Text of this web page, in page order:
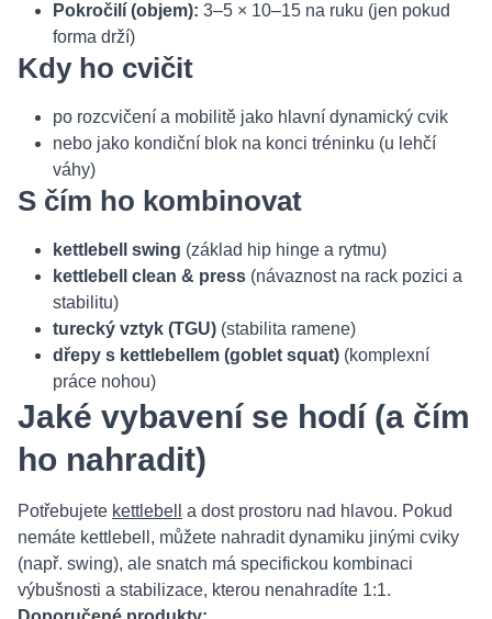
Pokročilí (objem): 3–5 × 10–15 na ruku (jen pokud
forma drží)
Kdy ho cvičit
po rozcvičení a mobilitě jako hlavní dynamický cvik
nebo jako kondiční blok na konci tréninku (u lehčí
váhy)
S čím ho kombinovat
kettlebell swing (základ hip hinge a rytmu)
kettlebell clean & press (návaznost na rack pozici a
stabilitu)
turecký vztyk (TGU) (stabilita ramene)
dřepy s kettlebellem (goblet squat) (komplexní
práce nohou)
Jaké vybavení se hodí (a čím
ho nahradit)
Potřebujete kettlebell
a dost prostoru nad hlavou. Pokud
nemáte kettlebell, můžete nahradit dynamiku jinými cviky
(např. swing), ale snatch má specifickou kombinaci
výbušnosti a stabilizace, kterou nenahradíte 1:1.